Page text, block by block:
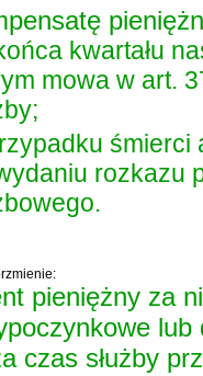
kwartału
mowa w art.
śmierci
rozkazu
pieniężny za
czas służby